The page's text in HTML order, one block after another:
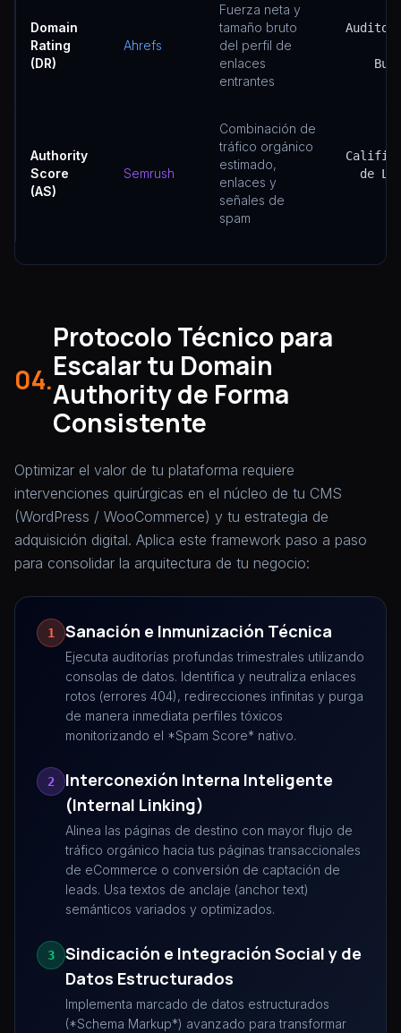
Domain
Rating
(DR)
Ahrefs
Fuerza neta y
tamaño bruto
del perfil de
enlaces
entrantes
Authority
Score
(AS)
Semrush
Combinación de
tráfico orgánico
estimado,
enlaces y
señales de
spam
de
04.
Protocolo Técnico para
Escalar tu Domain
Authority de Forma
Consistente
Optimizar el valor de tu plataforma requiere
intervenciones quirúrgicas en el núcleo de tu CMS
(WordPress / WooCommerce) y tu estrategia de
adquisición digital. Aplica este framework paso a paso
para consolidar la arquitectura de tu negocio:
1 Sanación e Inmunización Técnica
Ejecuta auditorías profundas trimestrales utilizando
consolas de datos. Identifica y neutraliza enlaces
rotos (errores 404), redirecciones infinitas y purga
de manera inmediata perfiles tóxicos
monitorizando el *Spam Score* nativo.
2
Interconexión Interna Inteligente
(Internal Linking)
Alinea las páginas de destino con mayor flujo de
tráfico orgánico hacia tus páginas transaccionales
de eCommerce o conversión de captación de
leads. Usa textos de anclaje (anchor text)
semánticos variados y optimizados.
3
Sindicación e Integración Social y de
Datos Estructurados
Implementa marcado de datos estructurados
(*Schema Markup*) avanzado para transformar